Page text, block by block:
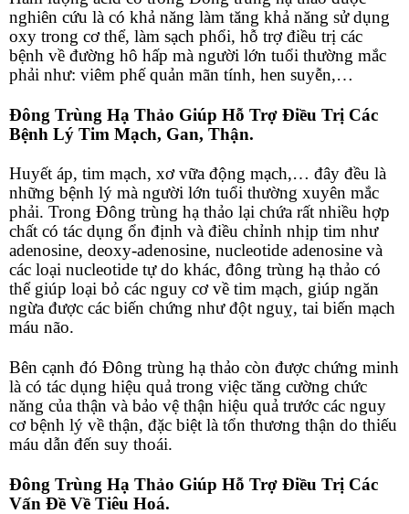
nghiên cứu là có khả năng làm tăng khả năng sử dụng
oxy trong cơ thể, làm sạch phổi, hỗ trợ điều trị các
bệnh về đường hô hấp mà người lớn tuổi thường mắc
phải như: viêm phế quản mãn tính, hen suyễn,…
Đông Trùng Hạ Thảo Giúp Hỗ Trợ Điều Trị Các
Bệnh Lý Tim Mạch, Gan, Thận.
Huyết áp, tim mạch, xơ vữa động mạch,… đây đều là
những bệnh lý mà người lớn tuổi thường xuyên mắc
phải. Trong Đông trùng hạ thảo lại chứa rất nhiều hợp
chất có tác dụng ổn định và điều chỉnh nhịp tim như
adenosine, deoxy-adenosine, nucleotide adenosine và
các loại nucleotide tự do khác, đông trùng hạ thảo có
thể giúp loại bỏ các nguy cơ về tim mạch, giúp ngăn
ngừa được các biến chứng như đột nguỵ, tai biến mạch
máu não.
Bên cạnh đó Đông trùng hạ thảo còn được chứng minh
là có tác dụng hiệu quả trong việc tăng cường chức
năng của thận và bảo vệ thận hiệu quả trước các nguy
cơ bệnh lý về thận, đặc biệt là tổn thương thận do thiếu
máu dẫn đến suy thoái.
Đông Trùng Hạ Thảo Giúp Hỗ Trợ Điều Trị Các
Vấn Đề Về Tiêu Hoá.